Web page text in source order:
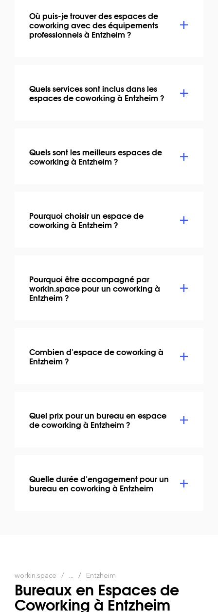
Où puis-je trouver des espaces de
coworking avec des équipements
professionnels à Entzheim ?
Quels services sont inclus dans les
espaces de coworking à Entzheim ?
Quels sont les meilleurs espaces de
coworking à Entzheim ?
Pourquoi choisir un espace de
coworking à Entzheim ?
Pourquoi être accompagné par
workin.space pour un coworking à
Entzheim ?
Combien d'espace de coworking à
Entzheim ?
Quel prix pour un bureau en espace
de coworking à Entzheim ?
Quelle durée d'engagement pour un
bureau en coworking à Entzheim
workin.space ... Entzheim
Bureaux en Espaces de
Coworking à Entzheim